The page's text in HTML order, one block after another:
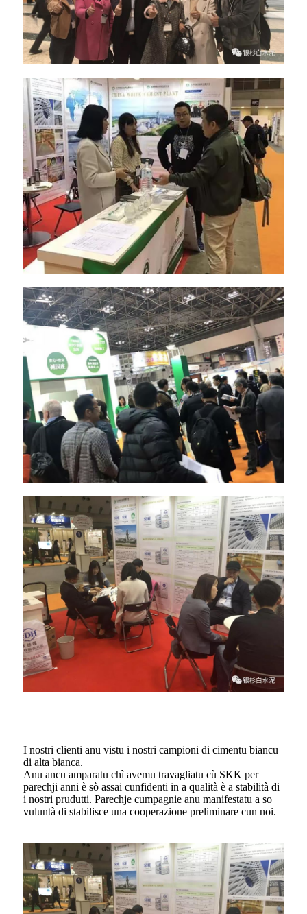
I nostri clienti anu vistu i nostri campioni di cimentu biancu
di alta bianca.
Anu ancu amparatu chì avemu travagliatu cù SKK per
parechji anni è sò assai cunfidenti in a qualità è a stabilità di
i nostri prudutti. Parechje cumpagnie anu manifestatu a so
vuluntà di stabilisce una cooperazione preliminare cun noi.